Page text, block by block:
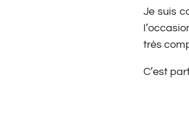
Je suis
très
C’est